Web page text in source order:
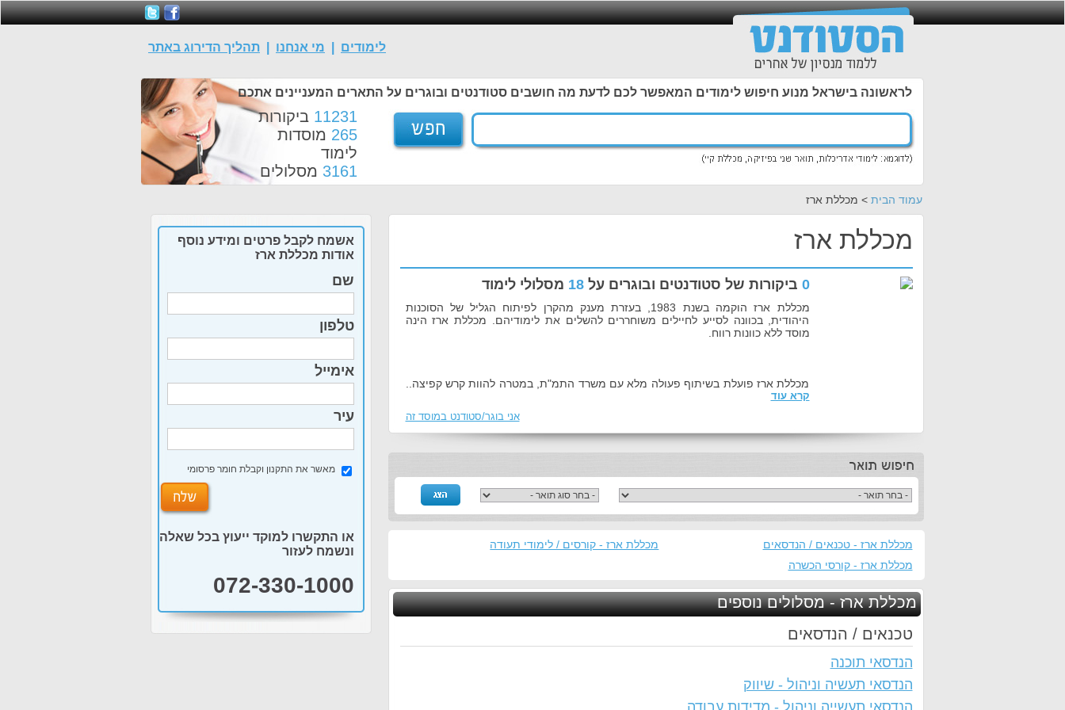
לימודים מי אנחנו תהליך הדירוג באתר
לראשונה בישראל מנוע חיפוש לימודים המאפשר לכם לדעת מה חושבים סטודנטים ובוגרים על התארים המעניינים אתכם
11231 ביקורות
265 מוסדות
לימוד
3161 מסלולים
עמוד הבית > מכללת ארז
מכללת ארז
0 ביקורות של סטודנטים ובוגרים על18 מסלולי לימוד
מכללת ארז הוקמה בשנת 1983, בעזרת מענק מהקרן לפיתוח הגליל של הסוכנות
היהודית, בכוונה לסייע לחיילים משוחררים להשלים את לימודיהם. מכללת ארז הינה
מוסד ללא כוונות רווח.
מכללת ארז פועלת בשיתוף פעולה מלא עם משרד התמ"ת, במטרה להוות קרש קפיצה..
קרא עוד
אני בוגר/סטודנט במוסד זה
מכללת ארז - טכנאים / הנדסאים
מכללת ארז - קורסים / לימודי תעודה
מכללת ארז - קורסי הכשרה
מכללת ארז - מסלולים נוספים
טכנאים / הנדסאים
הנדסאי תוכנה
הנדסאי תעשיה וניהול - שיווק
הנדסאי תעשייה וניהול - מדידות עבודה
אשמח לקבל פרטים ומידע נוסף
אודות מכללת ארז
שם
טלפון
אימייל
עיר
מאשר את התקנון וקבלת חומר פרסומי
או התקשרו למוקד ייעוץ בכל שאלה
ונשמח לעזור
072-330-1000